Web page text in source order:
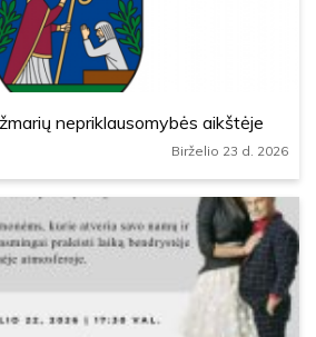
nepriklausomybės aikštėje
Birželio 23 d. 2026